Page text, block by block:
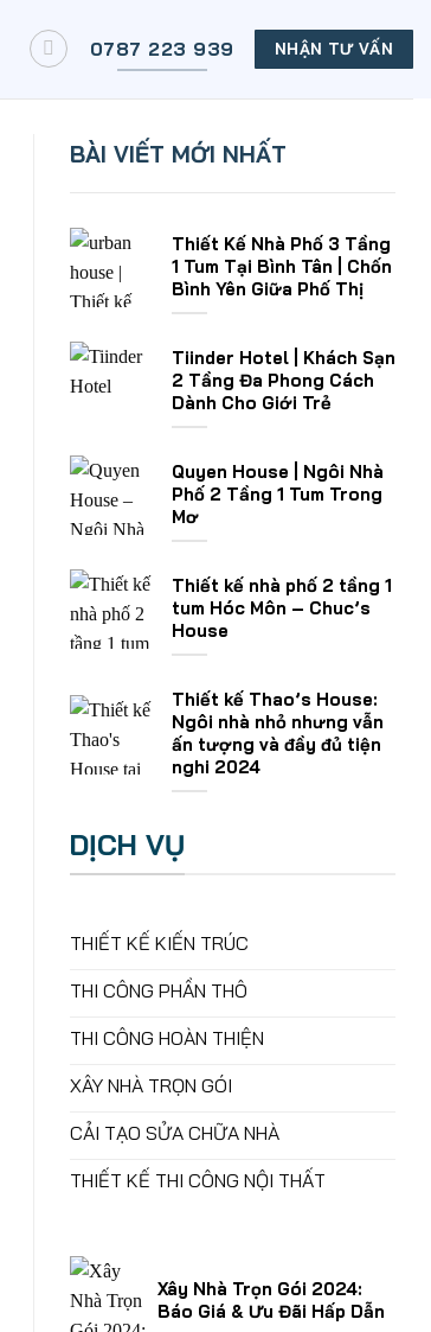
0787 223 939 NHẬN TƯ VẤN
BÀI VIẾT MỚI NHẤT
Thiết Kế Nhà Phố 3 Tầng
1 Tum Tại Bình Tân | Chốn
Bình Yên Giữa Phố Thị
Tiinder Hotel | Khách Sạn
2 Tầng Đa Phong Cách
Dành Cho Giới Trẻ
Quyen House | Ngôi Nhà
Phố 2 Tầng 1 Tum Trong
Mơ
Thiết kế nhà phố 2 tầng 1
tum Hóc Môn – Chuc’s
House
Thiết kế Thao’s House:
Ngôi nhà nhỏ nhưng vẫn
ấn tượng và đầy đủ tiện
nghi 2024
DỊCH VỤ
THIẾT KẾ KIẾN TRÚC
THI CÔNG PHẦN THÔ
THI CÔNG HOÀN THIỆN
XÂY NHÀ TRỌN GÓI
CẢI TẠO SỬA CHỮA NHÀ
THIẾT KẾ THI CÔNG NỘI THẤT
Xây Nhà Trọn Gói 2024:
Báo Giá & Ưu Đãi Hấp Dẫn